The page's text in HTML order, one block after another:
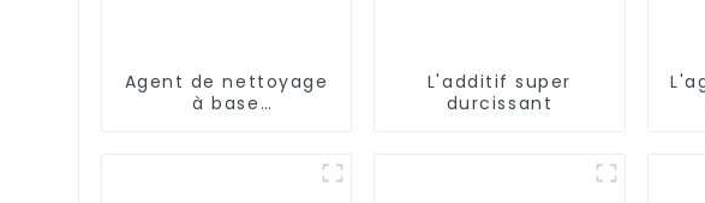
Agent de nettoyage
à base
l'environnement et à
point d'éclair élevé
L'additif super
durcissant